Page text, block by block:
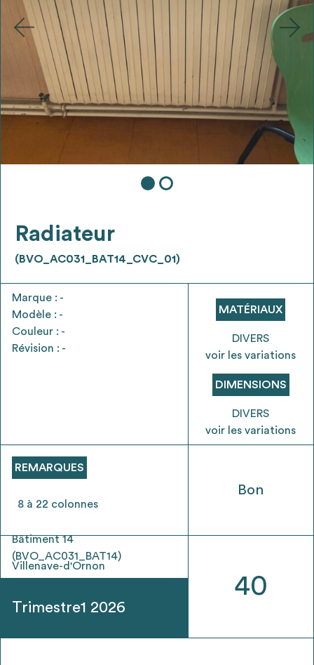
4
Ajouter les matériaux intéressants à "
liste"
Transmettre sa liste de manifestation
d'intérêt pour les matériaux
sélectionnés
Exporter sa liste et ses fiches produits
pour l’utiliser comme un outil d’aide à la
conception de projet
5
stratégies de récupérations
envisageables
Radiateur
(BVO_AC031_BAT14_CVC_01)
Marque : -
Modèle : -
Couleur : -
Révision : -
REMARQUES
8 à 22 colonnes
Bâtiment 14
(BVO_AC031_BAT14)
Villenave-d'Ornon
Trimestre1 2026
MATÉRIAUX
DIVERS
voir les variations
DIMENSIONS
DIVERS
voir les variations
Bon
40